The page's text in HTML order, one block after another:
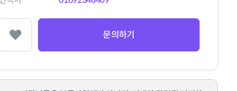
찜하기 문의하기